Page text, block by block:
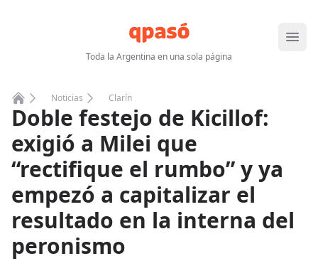
Toda la Argentina en una sola página
Abrir
Home
Noticias Clarín
Doble festejo de Kicillof:
exigió a Milei que
“rectifique el rumbo” y ya
empezó a capitalizar el
resultado en la interna del
peronismo